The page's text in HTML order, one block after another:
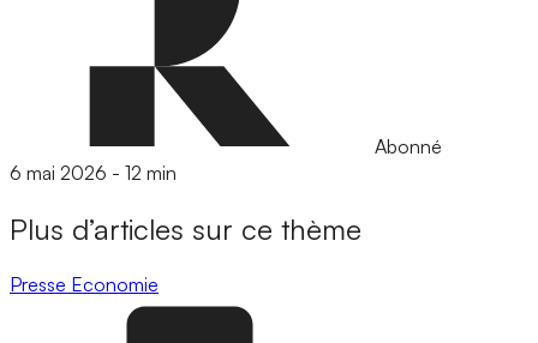
Abonné
6 mai 2026 - 12 min
Plus d’articles sur ce thème
Presse Economie